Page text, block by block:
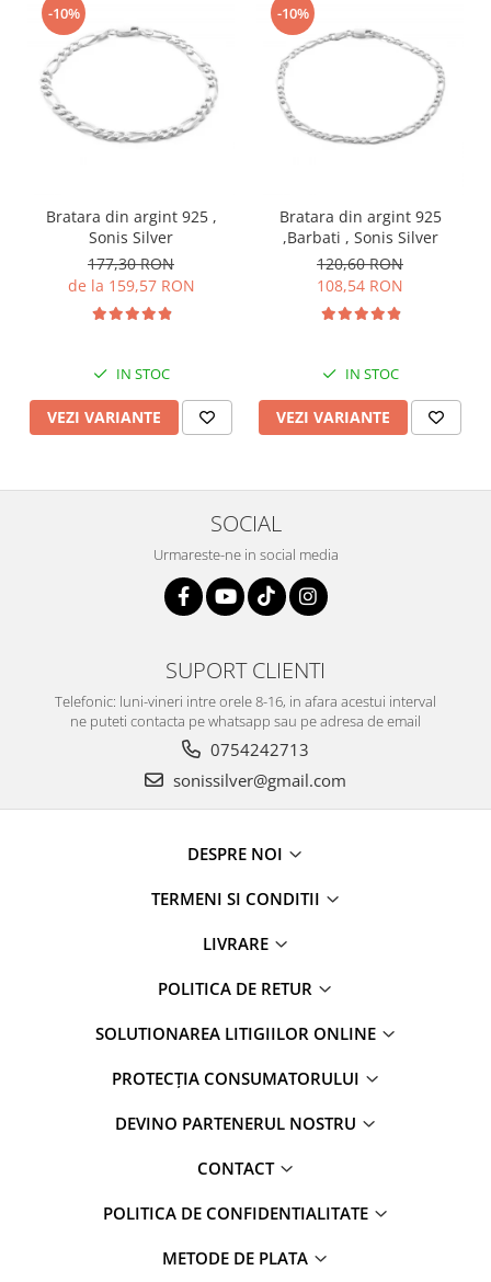
-10%
Bratara din argint 925 ,
Sonis Silver
177,30 RON
de la 159,57 RON
IN STOC
VEZI VARIANTE
-10%
Bratara din argint 925
,Barbati , Sonis Silver
120,60 RON
108,54 RON
IN STOC
VEZI VARIANTE
SOCIAL
Urmareste-ne in social media
SUPORT CLIENTI
Telefonic: luni-vineri intre orele 8-16, in afara acestui interval
ne puteti contacta pe whatsapp sau pe adresa de email
0754242713
sonissilver@gmail.com
DESPRE NOI
TERMENI SI CONDITII
LIVRARE
POLITICA DE RETUR
SOLUTIONAREA LITIGIILOR ONLINE
PROTECȚIA CONSUMATORULUI
DEVINO PARTENERUL NOSTRU
CONTACT
POLITICA DE CONFIDENTIALITATE
METODE DE PLATA